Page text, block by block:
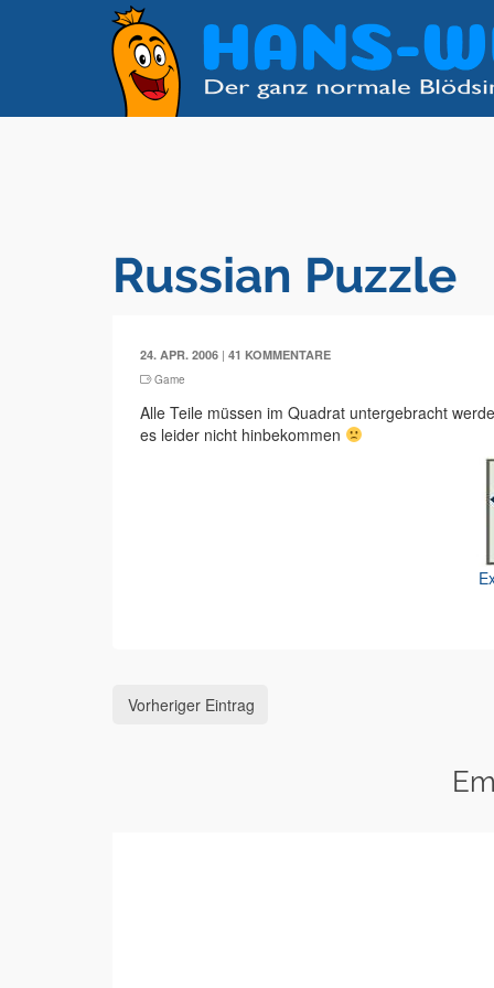
Russian Puzzle
24. APR. 2006 | 41 KOMMENTARE
Game
Alle Teile müssen im Quadrat untergebracht
es leider nicht hinbekommen
Vorheriger Eintrag